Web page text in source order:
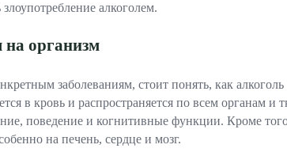
алкоголизма
алкоголизма
лечение алкоголизма
центр для алкоголиков
алкоголем.
на организм
заболеваниям, стоит понять, как
в кровь и распространяется по всем органам
поведение и когнитивные функции. Кроме
на печень, сердце и мозг.